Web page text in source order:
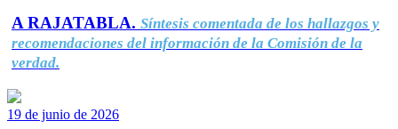
A RAJATABLA. Síntesis comentada de los hallazgos y
recomendaciones del información de la Comisión de la
verdad.
19 de junio de 2026